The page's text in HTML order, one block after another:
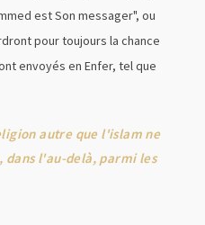
est Son messager", ou
pour toujours la chance
envoyés en Enfer, tel que
autre que l'islam ne
dans l'au-delà, parmi les